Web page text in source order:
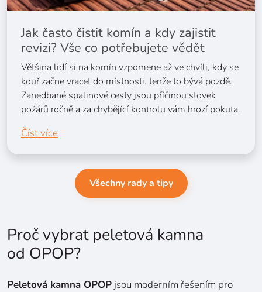
Jak často čistit komín a kdy zajistit
revizi? Vše co potřebujete vědět
Většina lidí si na komín vzpomene až ve chvíli, kdy se
kouř začne vracet do místnosti. Jenže to bývá pozdě.
Zanedbané spalinové cesty jsou příčinou stovek
požárů ročně a za chybějící kontrolu vám hrozí pokuta.
Číst více
Všechny rady a tipy
Proč vybrat peletová kamna
od OPOP?
Peletová kamna OPOP jsou moderním řešením pro